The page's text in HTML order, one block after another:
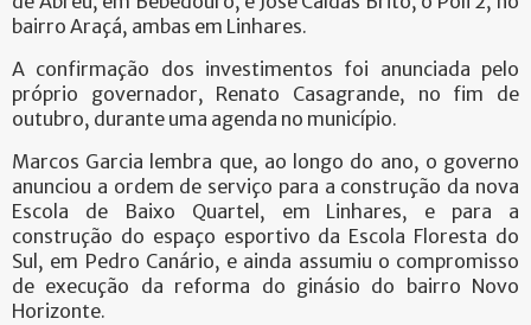
bairro Araçá, ambas em Linhares.
A confirmação dos investimentos foi anunciada pelo
próprio governador, Renato Casagrande, no fim de
outubro, durante uma agenda no município.
Marcos Garcia lembra que, ao longo do ano, o governo
anunciou a ordem de serviço para a construção da nova
Escola de Baixo Quartel, em Linhares, e para a
construção do espaço esportivo da Escola Floresta do
Sul, em Pedro Canário, e ainda assumiu o compromisso
de execução da reforma do ginásio do bairro Novo
Horizonte.